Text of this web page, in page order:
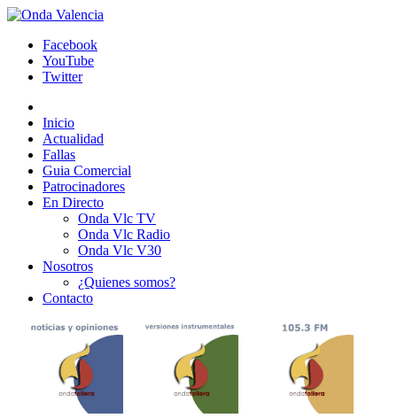
Facebook
YouTube
Twitter
Inicio
Actualidad
Fallas
Guia Comercial
Patrocinadores
En Directo
Onda Vlc TV
Onda Vlc Radio
Onda Vlc V30
Nosotros
¿Quienes somos?
Contacto